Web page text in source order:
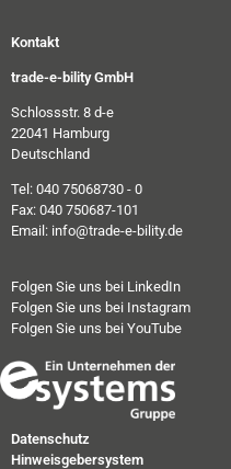
Kontakt
trade-e-bility GmbH
Schlossstr. 8 d-e
22041 Hamburg
Deutschland
Tel: 040 75068730 - 0
Fax: 040 750687-101
Email: info@trade-e-bility.de
Folgen Sie uns bei LinkedIn
Folgen Sie uns bei Instagram
Folgen Sie uns bei YouTube
Datenschutz
Hinweisgebersystem